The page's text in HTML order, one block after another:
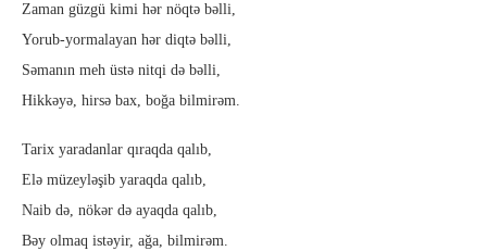
Zaman güzgü kimi hər nöqtə bəlli,
Yorub-yormalayan hər diqtə bəlli,
Səmanın meh üstə nitqi də bəlli,
Hikkəyə, hirsə bax, boğa bilmirəm.
Tarix yaradanlar qıraqda qalıb,
Elə müzeyləşib yaraqda qalıb,
Naib də, nökər də ayaqda qalıb,
Bəy olmaq istəyir, ağa, bilmirəm.